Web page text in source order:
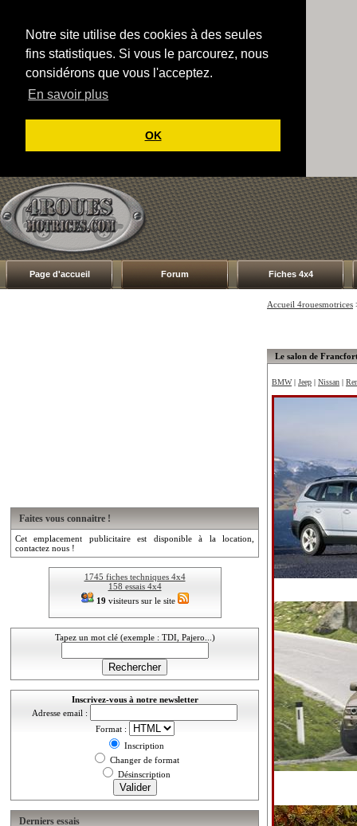
Notre site utilise des cookies à des seules
fins statistiques. Si vous le parcourez, nous
considérons que vous l'acceptez.
En savoir plus
OK
Page d'accueil Forum Fiches 4x4
Faites vous connaitre !
Cet emplacement publicitaire est disponible à la location,
contactez nous !
1745 fiches techniques 4x4
158 essais 4x4
19visiteurs sur le site
Tapez un mot clé (exemple : TDI, Pajero...)
Inscrivez-vous à notre newsletter
Adresse email :
Format :
Inscription
Changer de format
Désinscription
Derniers essais
Accueil 4rouesmotrices
Le salon de
BMW| Jeep | Nissan |